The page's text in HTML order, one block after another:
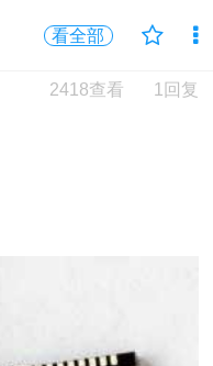
看全部
1回复
2418查看